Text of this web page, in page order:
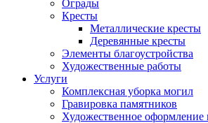
Ограды
Кресты
Металлические кресты
Деревянные кресты
Элементы благоустройства
Художественные работы
Услуги
Комплексная уборка могил
Гравировка памятников
Художественное оформление